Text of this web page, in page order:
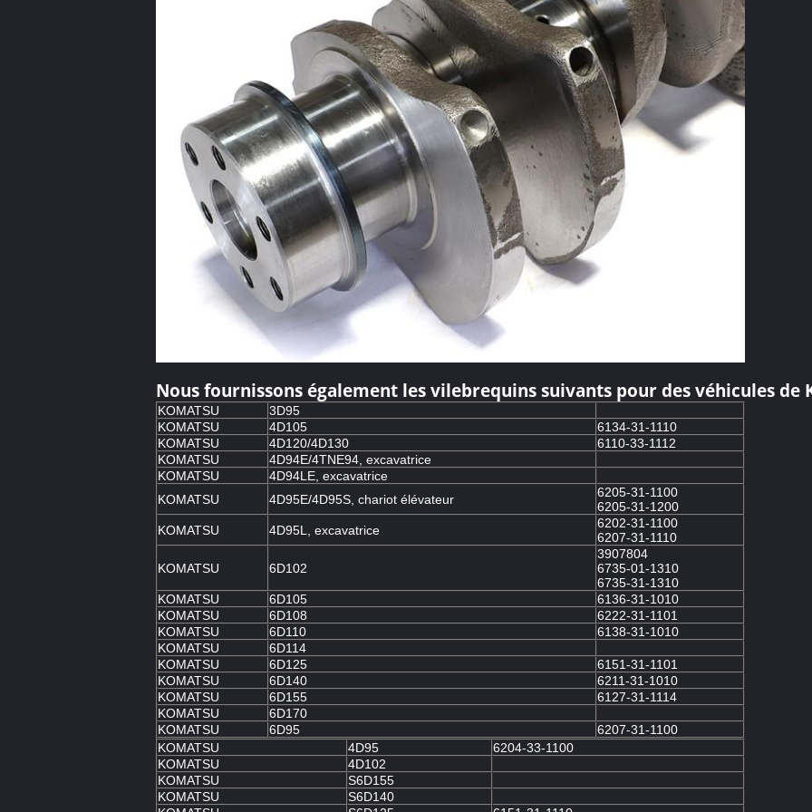
Nous fournissons également les vilebrequins suivants pour des véhicules de
KOMATSU
3D95
KOMATSU
4D105
6134-31-1110
KOMATSU
4D120/4D130
6110-33-1112
KOMATSU
4D94E/4TNE94, excavatrice
KOMATSU
4D94LE, excavatrice
KOMATSU
4D95E/4D95S, chariot élévateur
6205-31-1100
6205-31-1200
KOMATSU
4D95L, excavatrice
6202-31-1100
6207-31-1110
KOMATSU 6D102
3907804
6735-01-1310
6735-31-1310
KOMATSU
6D105
6136-31-1010
KOMATSU
6D108
6222-31-1101
KOMATSU
6D110
6138-31-1010
KOMATSU
6D114
KOMATSU
6D125
6151-31-1101
KOMATSU
6D140
6211-31-1010
KOMATSU
6D155
6127-31-1114
KOMATSU
6D170
KOMATSU
6D95
6207-31-1100
KOMATSU
4D95
6204-33-1100
KOMATSU
4D102
KOMATSU
S6D155
KOMATSU
S6D140